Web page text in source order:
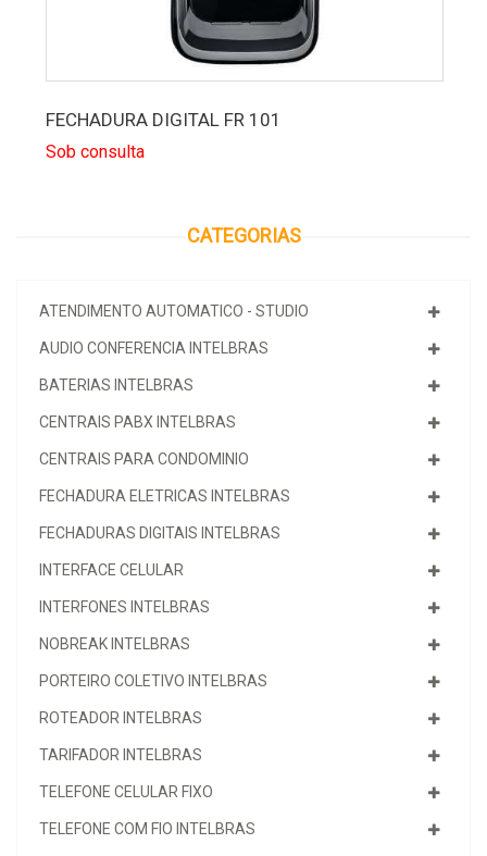
CATEGORIAS
ATENDIMENTO AUTOMATICO - STUDIO
AUDIO CONFERENCIA INTELBRAS
BATERIAS INTELBRAS
CENTRAIS PABX INTELBRAS
CENTRAIS PARA CONDOMINIO
FECHADURA ELETRICAS INTELBRAS
FECHADURAS DIGITAIS INTELBRAS
INTERFACE CELULAR
INTERFONES INTELBRAS
NOBREAK INTELBRAS
PORTEIRO COLETIVO INTELBRAS
ROTEADOR INTELBRAS
TARIFADOR INTELBRAS
TELEFONE CELULAR FIXO
TELEFONE COM FIO INTELBRAS
FECHADURA DIGITAL FR 101
Sob consulta